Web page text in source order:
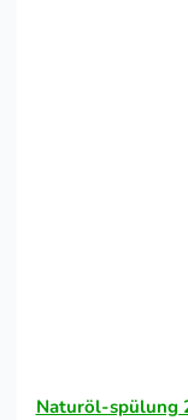
Naturöl-spülung